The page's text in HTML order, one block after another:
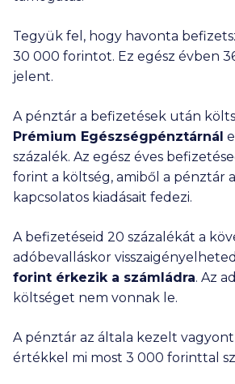
Tegyük fel, hogy havonta
30 000 forintot. Ez egész évben
jelent.
A pénztár a befizetések után
Prémium Egészségpénztárnál
százalék. Az egész éves
forint a költség, amiből a pénztár
kapcsolatos kiadásait fedezi.
A befizetéseid 20 százalékát a
adóbevalláskor
forint érkezik a számládra. Az
költséget nem vonnak le.
A pénztár az általa kezelt
értékkel mi most 3 000 forinttal